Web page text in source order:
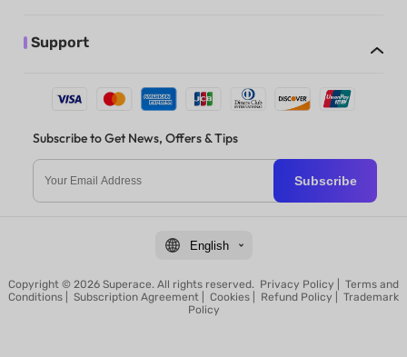
Support
Subscribe to Get News, Offers & Tips
Subscribe
English
Copyright © 2026 Superace. All rights reserved. Privacy Policy
Terms and
Conditions
Subscription Agreement Cookies Refund Policy
Trademark
Policy